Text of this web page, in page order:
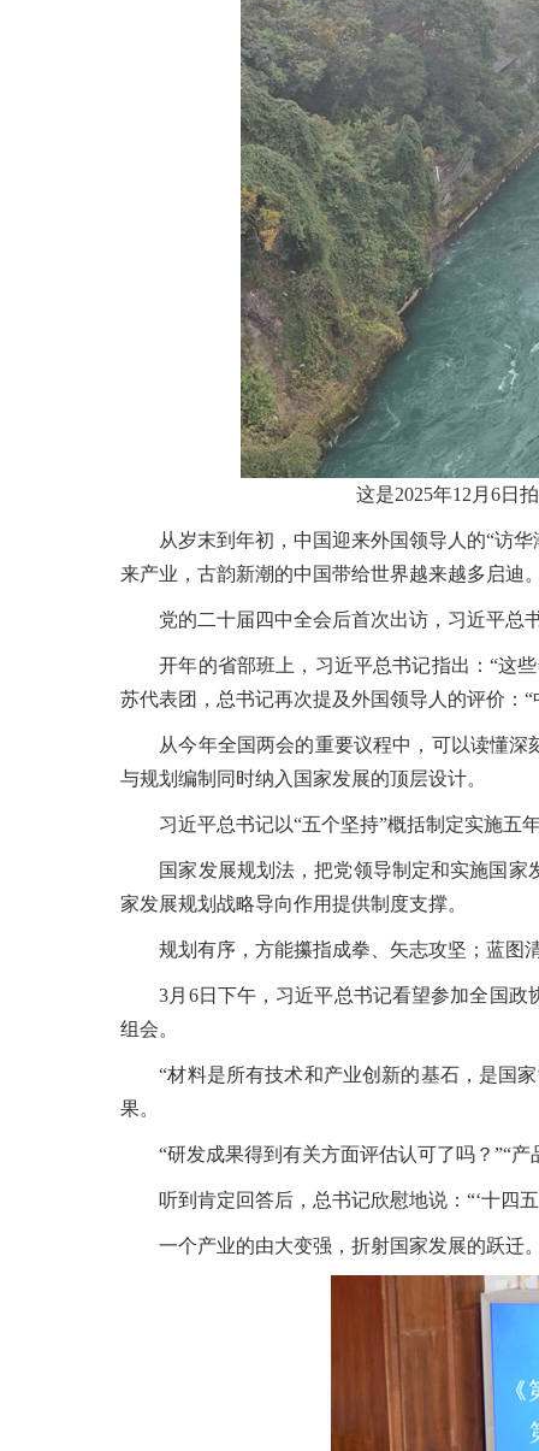
这是2025年12月6日
从岁末到年初，中国迎来外国领导人的“访华
来产业，古韵新潮的中国带给世界越来越多启迪
党的二十届四中全会后首次出访，习近平总书
开年的省部班上，习近平总书记指出：“这些
苏代表团，总书记再次提及外国领导人的评价：
从今年全国两会的重要议程中，可以读懂深
与规划编制同时纳入国家发展的顶层设计。
习近平总书记以“五个坚持”概括制定实施五年
国家发展规划法，把党领导制定和实施国家
家发展规划战略导向作用提供制度支撑。
规划有序，方能攥指成拳、矢志攻坚；蓝图
3月6日下午，习近平总书记看望参加全国政
组会。
“材料是所有技术和产业创新的基石，是国家
果。
“研发成果得到有关方面评估认可了吗？”“产
听到肯定回答后，总书记欣慰地说：“‘十四五
一个产业的由大变强，折射国家发展的跃迁